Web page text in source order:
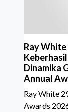
Ray
Dinamika
Annual
Ray White
Awards